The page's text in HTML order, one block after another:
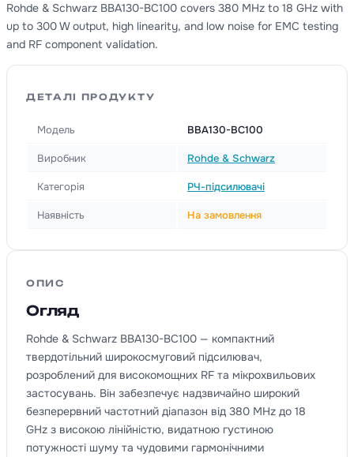
Rohde & Schwarz BBA130-BC100 covers 380 MHz to 18 GHz with
up to 300 W output, high linearity, and low noise for EMC testing
and RF component validation.
ДЕТАЛІ ПРОДУКТУ
Модель BBA130-BC100
Виробник Rohde & Schwarz
Категорія РЧ-підсилювачі
Наявність На замовлення
ОПИС
Огляд
Rohde & Schwarz BBA130-BC100 — компактний
твердотільний широкосмуговий підсилювач,
розроблений для високомощних RF та мікрохвильових
застосувань. Він забезпечує надзвичайно широкий
безперервний частотний діапазон від 380 MHz до 18
GHz з високою лінійністю, видатною густиною
потужності шуму та чудовими гармонічними